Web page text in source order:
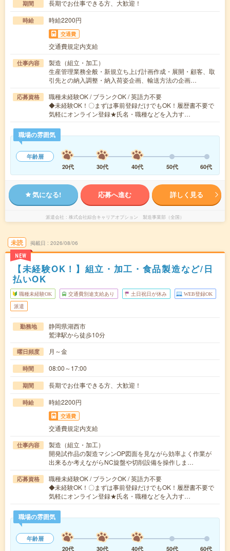
期間 長期でお仕事できる方、大歓迎！
時給 時給2200円
交通費
交通費規定内支給
仕事内容
製造（組立・加工）
生産管理業務全般・新規立ち上げ計画作成・展開・顧客、取
引先との納入調整・納入荷姿企画、輸送方法の企画…
応募資格
職種未経験OK / ブランクOK / 英語力不要
◆未経験OK！〇まずは事前登録だけでもOK！履歴書不要で
気軽にオンライン登録★氏名・職種などを入力す…
職場の雰囲気
年齢層
20代
30代 40代 50代 60代
気になる! 応募へ進む 詳しく見る
派遣会社 株式会社綜合キャリアオプション 製造事業部（全国）
未読
NEW
掲載日 2026/08/06
【未経験OK！】組立・加工・食品製造など/日
払いOK
職種未経験OK 交通費別途支給あり 土日祝日が休み WEB登録OK
派遣
勤務地
静岡県湖西市
鷲津駅から徒歩10分
曜日頻度 月～金
時間 08:00～17:00
期間 長期でお仕事できる方、大歓迎！
時給 時給2200円
交通費
交通費規定内支給
仕事内容
製造（組立・加工）
開発試作品の製造マシンOP図面を見ながら効率よく作業が
出来るか考えながらNC旋盤や切削設備を操作しま…
応募資格
職種未経験OK / ブランクOK / 英語力不要
◆未経験OK！〇まずは事前登録だけでもOK！履歴書不要で
気軽にオンライン登録★氏名・職種などを入力す…
職場の雰囲気
年齢層
20代
30代 40代 50代 60代